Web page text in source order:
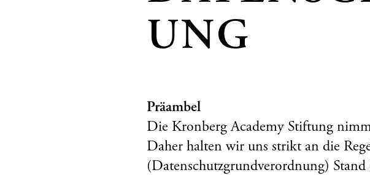
UNG
Präambel
Die Kronberg Academy Stiftung
Daher halten wir uns strikt an die
(Datenschutzgrundverordnung)